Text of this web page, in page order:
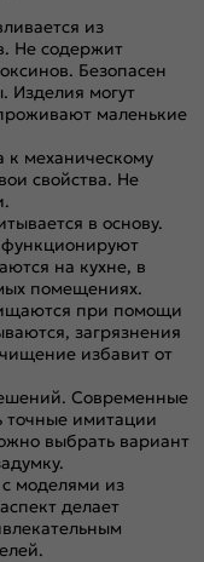
из
Не содержит
Безопасен
могут
маленькие
к механическому
свойства. Не
в основу.
на кухне, в
помещениях.
при помощи
загрязнения
избавит от
Современные
точные имитации
выбрать вариант
моделями из
делает